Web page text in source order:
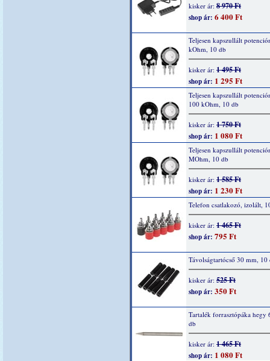
kisker ár: 8 970 Ft
shop ár: 6 400 Ft
Teljesen kapszullált
kOhm, 10 db
kisker ár: 1 495 Ft
shop ár: 1 295 Ft
Teljesen kapszullált
100 kOhm, 10 db
kisker ár: 1 750 Ft
shop ár: 1 080 Ft
Teljesen kapszullált
MOhm, 10 db
kisker ár: 1 585 Ft
shop ár: 1 230 Ft
Telefon csatlakozó, izolált,
kisker ár: 1 465 Ft
shop ár: 795 Ft
Távolságtartócső 30 mm, 10
kisker ár: 525 Ft
shop ár: 350 Ft
Tartalék forrasztópáka hegy
db
kisker ár: 1 465 Ft
shop ár: 1 080 Ft